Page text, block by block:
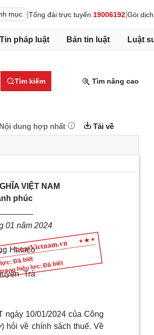
mục Tổng đài trực tuyến 19006192 Gói
Tin pháp luật Bản tin luật Luật
Tìm kiếm Tìm nâng cao
Nội dung hợp nhất Tải về
Đã biết
hiệu lực: Đã biết
VIỆT NAM
phúc
01 năm 2024
Hataco
Trà
ngày 10/01/2024 của Công
) hỏi về chính sách thuế. Về